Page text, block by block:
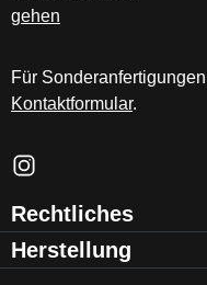
Für
Kontaktformular.
Schau auf Instagram
Rechtliches
Herstellung